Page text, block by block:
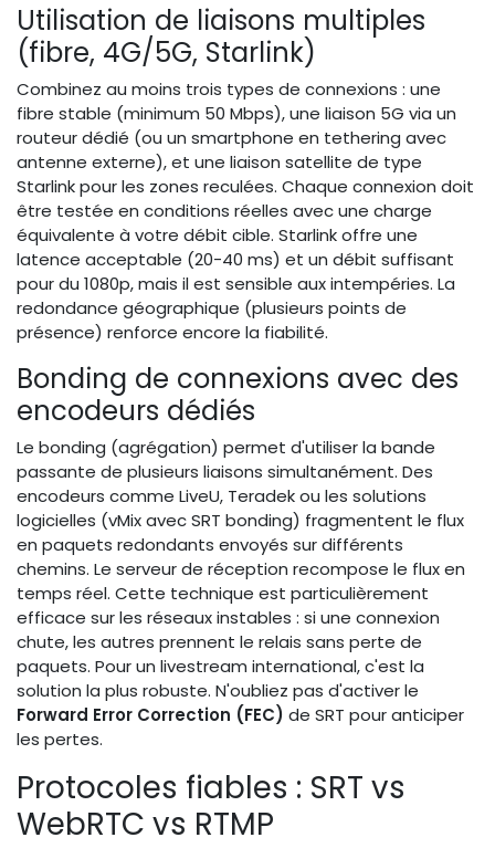
Utilisation de liaisons multiples
(fibre, 4G/5G, Starlink)
Combinez au moins trois types de connexions : une
fibre stable (minimum 50 Mbps), une liaison 5G via un
routeur dédié (ou un smartphone en tethering avec
antenne externe), et une liaison satellite de type
Starlink pour les zones reculées. Chaque connexion doit
être testée en conditions réelles avec une charge
équivalente à votre débit cible. Starlink offre une
latence acceptable (20-40 ms) et un débit suffisant
pour du 1080p, mais il est sensible aux intempéries. La
redondance géographique (plusieurs points de
présence) renforce encore la fiabilité.
Bonding de connexions avec des
encodeurs dédiés
Le bonding (agrégation) permet d'utiliser la bande
passante de plusieurs liaisons simultanément. Des
encodeurs comme LiveU, Teradek ou les solutions
logicielles (vMix avec SRT bonding) fragmentent le flux
en paquets redondants envoyés sur différents
chemins. Le serveur de réception recompose le flux en
temps réel. Cette technique est particulièrement
efficace sur les réseaux instables : si une connexion
chute, les autres prennent le relais sans perte de
paquets. Pour un livestream international, c'est la
solution la plus robuste. N'oubliez pas d'activer le
Forward Error Correction (FEC) de SRT pour anticiper
les pertes.
Protocoles fiables : SRT vs
WebRTC vs RTMP